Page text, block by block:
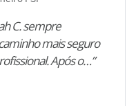
C. sempre
mais seguro
Após o…”